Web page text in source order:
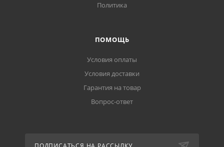
Политика
ПОМОЩЬ
Условия оплаты
Условия доставки
Гарантия на товар
Вопрос-ответ